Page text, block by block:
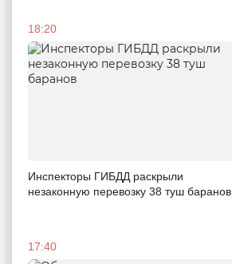
18:20
Инспекторы ГИБДД раскрыли
незаконную перевозку 38 туш баранов
17:40